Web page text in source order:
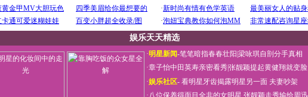
娱乐天天精选
·明星新闻-笔笔暗指春春壮阳 梁咏琪自剖分手真相
·章子怡中田英寿亲密看秀张靓颖提起黄健翔就变脸
·娱乐社区- 看明星牙齿揭露明星另一面 夫妻吵架
· 八位保养得面目全非的女明星 张靓颖走秀输给周迅